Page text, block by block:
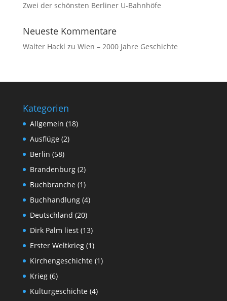
Zwei der schönsten Berliner U-Bahnhöfe
Neueste Kommentare
Walter Hackl zu Wien – 2000 Jahre Geschichte
Kategorien
Allgemein (18)
Ausflüge(2)
Berlin (58)
Brandenburg(2)
Buchbranche(1)
Buchhandlung(4)
Deutschland (20)
Dirk Palm liest(13)
Erster Weltkrieg(1)
Kirchengeschichte(1)
Krieg(6)
Kulturgeschichte(4)